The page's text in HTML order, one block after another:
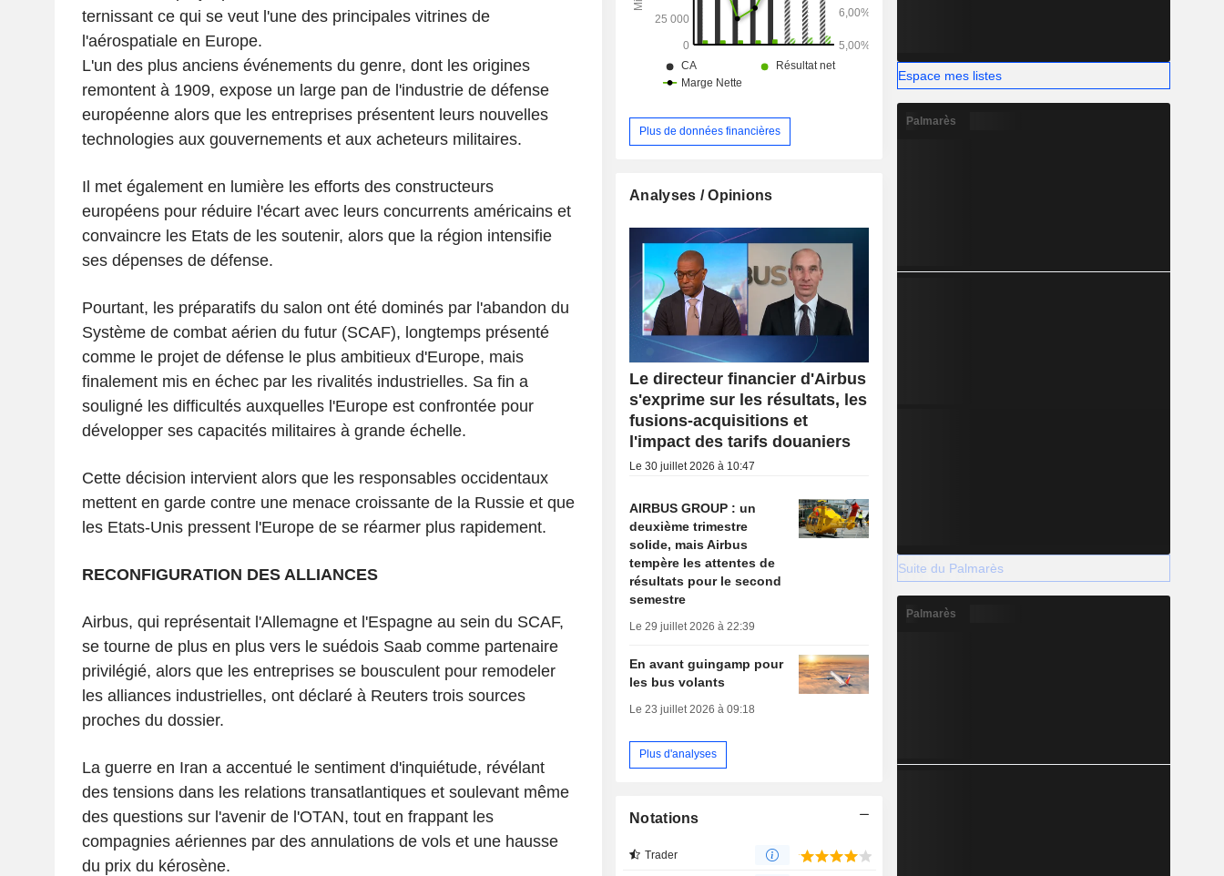
ternissant ce qui se veut l'une des principales vitrines de
l'aérospatiale en Europe.
L'un des plus anciens événements du genre, dont les origines
remontent à 1909, expose un large pan de l'industrie de défense
européenne alors que les entreprises présentent leurs nouvelles
technologies aux gouvernements et aux acheteurs militaires.
Il met également en lumière les efforts des constructeurs
européens pour réduire l'écart avec leurs concurrents américains et
convaincre les Etats de les soutenir, alors que la région intensifie
ses dépenses de défense.
Pourtant, les préparatifs du salon ont été dominés par l'abandon du
Système de combat aérien du futur (SCAF), longtemps présenté
comme le projet de défense le plus ambitieux d'Europe, mais
finalement mis en échec par les rivalités industrielles. Sa fin a
souligné les difficultés auxquelles l'Europe est confrontée pour
développer ses capacités militaires à grande échelle.
Cette décision intervient alors que les responsables occidentaux
mettent en garde contre une menace croissante de la Russie et que
les Etats-Unis pressent l'Europe de se réarmer plus rapidement.
RECONFIGURATION DES ALLIANCES
Airbus, qui représentait l'Allemagne et l'Espagne au sein du SCAF,
se tourne de plus en plus vers le suédois Saab comme partenaire
privilégié, alors que les entreprises se bousculent pour remodeler
les alliances industrielles, ont déclaré à Reuters trois sources
proches du dossier.
La guerre en Iran a accentué le sentiment d'inquiétude, révélant
des tensions dans les relations transatlantiques et soulevant même
des questions sur l'avenir de l'OTAN, tout en frappant les
compagnies aériennes par des annulations de vols et une hausse
du prix du kérosène.
Plus de données financières
Analyses / Opinions
Le directeur financier d'Airbus
s'exprime sur les résultats, les
fusions-acquisitions et
l'impact des tarifs douaniers
Le 30 juillet 2026 à 10:47
AIRBUS GROUP : un
deuxième trimestre
solide, mais Airbus
tempère les attentes de
résultats pour le second
semestre
Le 29 juillet 2026 à 22:39
En avant guingamp pour
les bus volants
Le 23 juillet 2026 à 09:18
Plus d'analyses
Notations
Trader
Espace mes listes
Palmarès
Suite du Palmarès
Palmarès